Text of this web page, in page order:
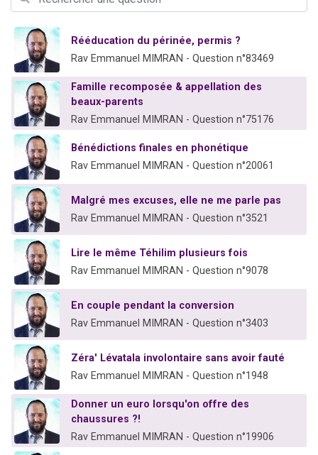
2 personnes viennent de nous rejoindre sur WhatsApp
Il reste 49 places pour étudier en groupe sur Zoom
12 nouvelles musiques dans Torah-Box Music
Rééducation du périnée, permis ?
Rav Emmanuel MIMRAN - Question n°83469
Famille recomposée & appellation des
beaux-parents
Rav Emmanuel MIMRAN - Question n°75176
Bénédictions finales en phonétique
Rav Emmanuel MIMRAN - Question n°20061
Malgré mes excuses, elle ne me parle pas
Rav Emmanuel MIMRAN - Question n°3521
Lire le même Téhilim plusieurs fois
Rav Emmanuel MIMRAN - Question n°9078
En couple pendant la conversion
Rav Emmanuel MIMRAN - Question n°3403
Zéra' Lévatala involontaire sans avoir fauté
Rav Emmanuel MIMRAN - Question n°1948
Donner un euro lorsqu'on offre des
chaussures ?!
Rav Emmanuel MIMRAN - Question n°19906